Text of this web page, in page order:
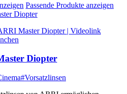
Passende Produkte anzeigen
Diopter
Diopter
#Vorsatzlinsen